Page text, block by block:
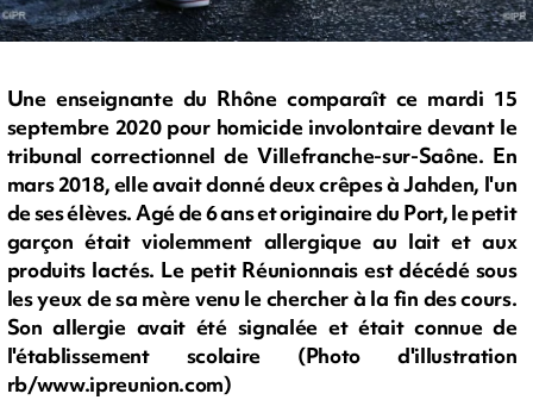
Une enseignante du Rhône comparaît ce mardi 15
septembre 2020 pour homicide involontaire devant le
tribunal correctionnel de Villefranche-sur-Saône. En
mars 2018, elle avait donné deux crêpes à Jahden, l'un
de ses élèves. Agé de 6 ans et originaire du Port, le petit
garçon était violemment allergique au lait et aux
produits lactés. Le petit Réunionnais est décédé sous
les yeux de sa mère venu le chercher à la fin des cours.
Son allergie avait été signalée et était connue de
l'établissement scolaire (Photo d'illustration
rb/www.ipreunion.com)